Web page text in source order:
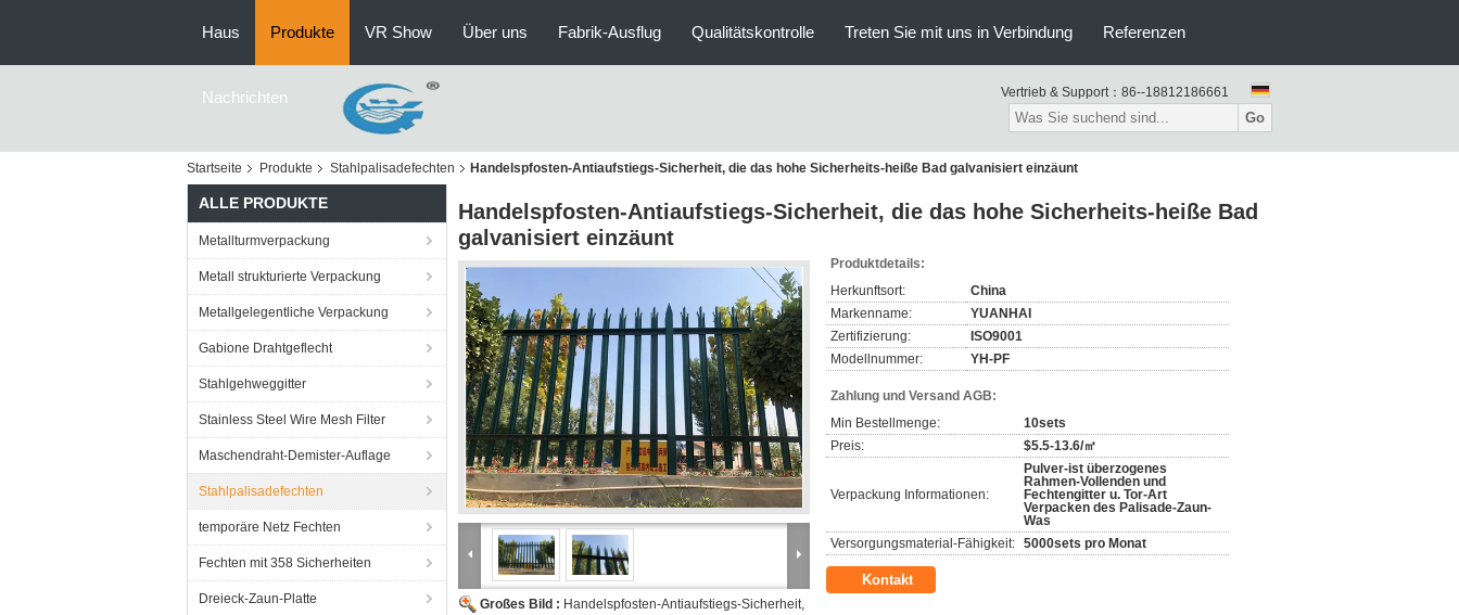
Haus Produkte VR Show Über uns Fabrik-Ausflug Qualitätskontrolle Treten Sie mit uns in Verbindung Referenzen
Nachrichten Vertrieb & Support： 86--18812186661
Go
Startseite Produkte Stahlpalisadefechten Handelspfosten-Antiaufstiegs-Sicherheit, die das hohe Sicherheits-heiße Bad galvanisiert einzäunt
ALLE PRODUKTE
Metallturmverpackung
Metall strukturierte Verpackung
Metallgelegentliche Verpackung
Gabione Drahtgeflecht
Stahlgehweggitter
Stainless Steel Wire Mesh Filter
Maschendraht-Demister-Auflage
Stahlpalisadefechten
temporäre Netz Fechten
Fechten mit 358 Sicherheiten
Dreieck-Zaun-Platte
Handelspfosten-Antiaufstiegs-Sicherheit, die das hohe Sicherheits-heiße Bad
galvanisiert einzäunt
Großes Bild : Handelspfosten-Antiaufstiegs-Sicherheit,
Produktdetails:
Herkunftsort:
China
Markenname:
YUANHAI
Zertifizierung:
ISO9001
Modellnummer:
YH-PF
Zahlung und Versand AGB:
Min Bestellmenge:
10sets
Preis:
$5.5-13.6/㎡
Verpackung Informationen:
Pulver-ist überzogenes
Rahmen-Vollenden und
Fechtengitter u. Tor-Art
Verpacken des Palisade-Zaun-
Was
Versorgungsmaterial-Fähigkeit: 5000sets pro Monat
Kontakt